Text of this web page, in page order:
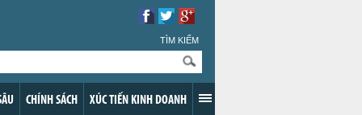
TÌM KIẾM
CHÍNH SÁCH XÚC TIẾN KINH DOANH